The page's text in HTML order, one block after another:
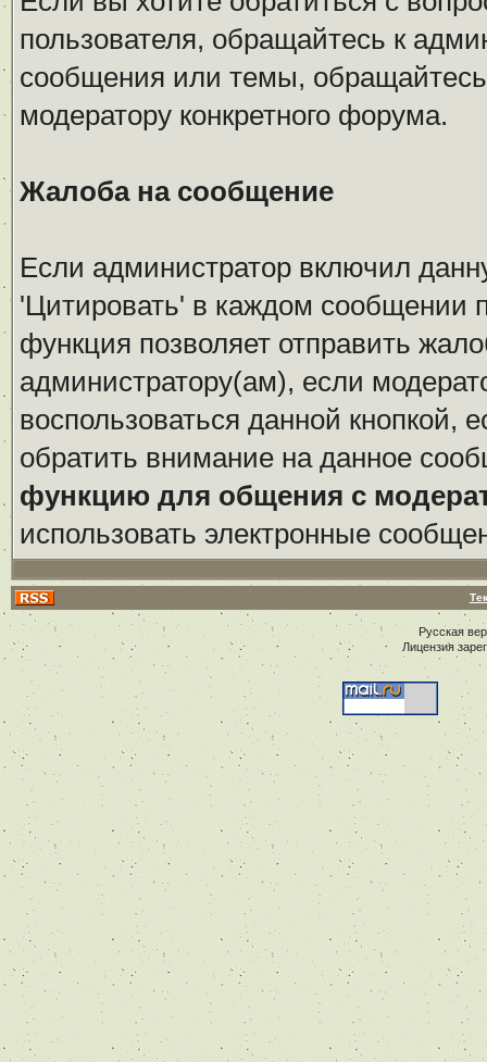
пользователя, обращайтесь к
сообщения или темы,
модератору конкретного форума.
Жалоба на сообщение
Если администратор включил
'Цитировать' в каждом сообщении
функция позволяет отправить
администратору(ам), если
воспользоваться данной
обратить внимание на данное
функцию для общения с
использовать электронные
Русская
Лицензия